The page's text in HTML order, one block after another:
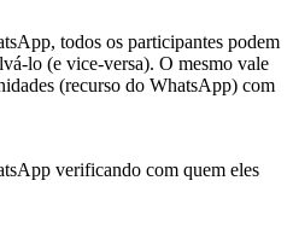
todos os participantes podem
lo (e vice-versa). O mesmo vale
(recurso do WhatsApp) com
verificando com quem eles